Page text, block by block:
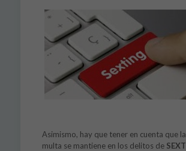
Asimismo, hay que tener en cuenta que
multa se mantiene en los delitos de